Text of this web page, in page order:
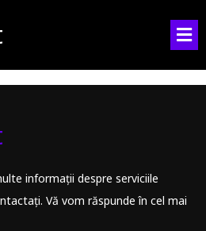
informații despre serviciile
Vă vom răspunde în cel mai